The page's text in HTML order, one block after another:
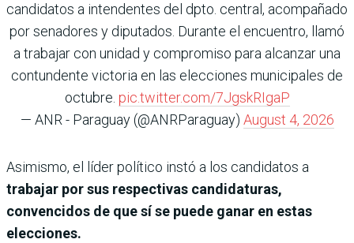
candidatos a intendentes del dpto. central, acompañado
por senadores y diputados. Durante el encuentro, llamó
a trabajar con unidad y compromiso para alcanzar una
contundente victoria en las elecciones municipales de
octubre. pic.twitter.com/7JgskRIgaP
— ANR - Paraguay (@ANRParaguay) August 4, 2026
Asimismo, el líder político instó a los candidatos a
trabajar por sus respectivas candidaturas,
convencidos de que sí se puede ganar en estas
elecciones.